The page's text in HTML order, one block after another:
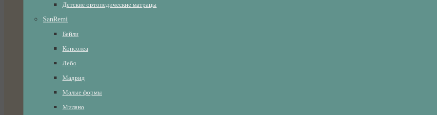
Детские ортопедические матрацы
SanRemi
Бейли
Консолеа
Лебо
Мадрид
Малые формы
Милано